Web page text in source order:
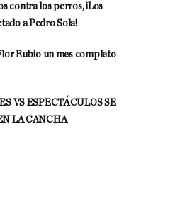
contra los perros, ¡Los
a Pedro Sola!
Rubio un mes completo
VS ESPECTÁCULOS SE
LA CANCHA